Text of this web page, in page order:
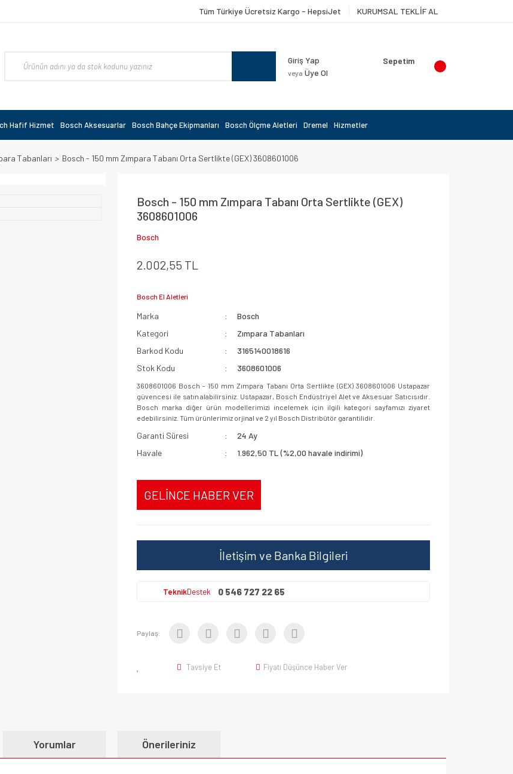
Tüm Türkiye Ücretsiz Kargo - HepsiJet KURUMSAL TEKLİF AL
Giriş Yap
veya Üye Ol
Sepetim
Hafif Hizmet Bosch Aksesuarlar Bosch Bahçe Ekipmanları Bosch Ölçme Aletleri Dremel Hizmetler
Tabanları Bosch - 150 mm Zımpara Tabanı Orta Sertlikte (GEX) 3608601006
Bosch - 150 mm Zımpara Tabanı Orta Sertlikte (GEX)
3608601006
Bosch
2.002,55 TL
Bosch El Aletleri
Marka
Bosch
Kategori
Zımpara Tabanları
Barkod Kodu
3165140018616
Stok Kodu
3608601006
3608601006 Bosch - 150 mm Zımpara Tabanı Orta Sertlikte (GEX) 3608601006 Ustapazar
güvencesi ile satın alabilirsiniz. Ustapazar, Bosch Endüstriyel Alet ve Aksesuar Satıcısıdır.
Bosch marka diğer ürün modellerimizi incelemek için ilgili kategori sayfamızı ziyaret
edebilirsiniz. Tüm ürünlerimiz orjinal ve 2 yıl Bosch Distribütör garantilidir.
Garanti Süresi
24 Ay
Havale
1.962,50 TL (%2,00 havale indirimi)
GELİNCE HABER VER
İletişim ve Banka Bilgileri
TeknikDestek 0 546 727 22 65
Paylaş:
Tavsiye Et Fiyatı Düşünce Haber Ver
Yorumlar Önerileriniz